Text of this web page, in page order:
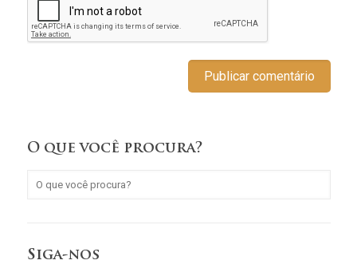
O que você procura?
Siga-nos